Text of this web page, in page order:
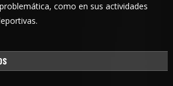
como en sus actividades